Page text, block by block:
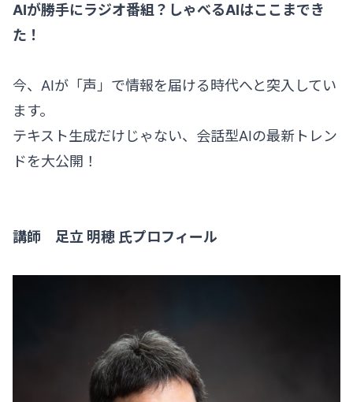
AIが勝手にラジオ番組？しゃべるAIはここまでき
た！
今、AIが「声」で情報を届ける時代へと突入してい
ます。
テキスト生成だけじゃない、会話型AIの最新トレン
ドを大公開！
講師 足立 明穂 氏プロフィール